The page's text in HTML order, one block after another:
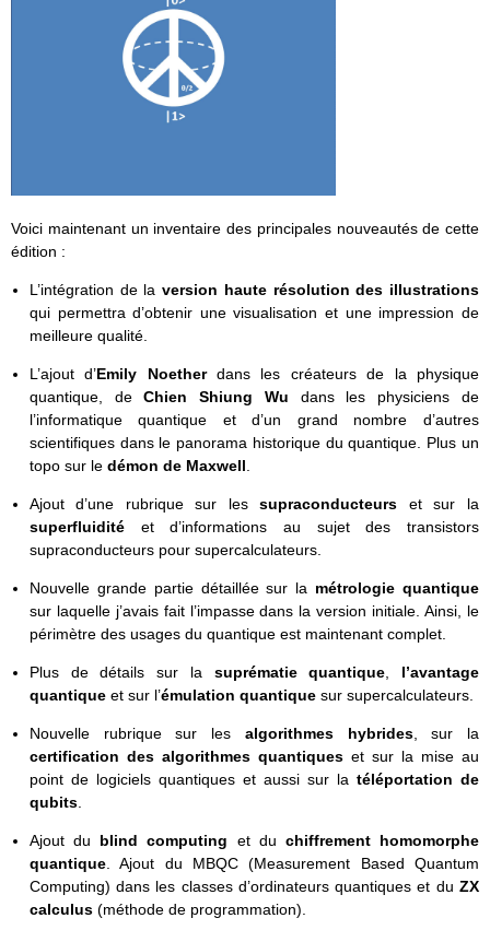
Voici maintenant un inventaire des principales nouveautés de cette
édition :
L’intégration de laversion haute résolution des illustrations
qui permettra d’obtenir une visualisation et une impression de
meilleure qualité.
L’ajout d’Emily Noetherdans les créateurs de la physique
quantique, deChien Shiung Wu dans les physiciens de
l’informatique quantique et d’un grand nombre d’autres
scientifiques dans le panorama historique du quantique. Plus un
topo sur le démon de Maxwell
Ajout d’une rubrique sur lessupraconducteurs et sur la
superfluidité et d’informations au sujet des transistors
supraconducteurs pour supercalculateurs.
Nouvelle grande partie détaillée sur la métrologie quantique
sur laquelle j’avais fait l’impasse dans la version initiale. Ainsi, le
périmètre des usages du quantique est maintenant complet.
Plus de détails sur la suprématie quantique
l’avantage
quantique et sur l’émulation quantique sur supercalculateurs.
Nouvelle rubrique sur les algorithmes hybrides, sur la
certification des algorithmes quantiques et sur la mise au
point de logiciels quantiques et aussi sur la téléportation de
qubits.
Ajout du blind computing et du chiffrement homomorphe
quantique. Ajout du MBQC (Measurement Based Quantum
Computing) dans les classes d’ordinateurs quantiques et du ZX
calculus (méthode de programmation).